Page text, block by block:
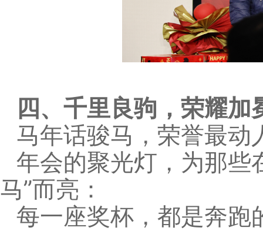
四、千里良驹，荣耀加
马年话骏马，荣誉最动
年会的聚光灯，为那些
马”而亮：
每一座奖杯，都是奔跑